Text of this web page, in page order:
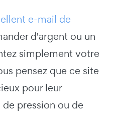
e-mail de
d'argent ou un
simplement votre
pensez que ce site
pour leur
pression ou de